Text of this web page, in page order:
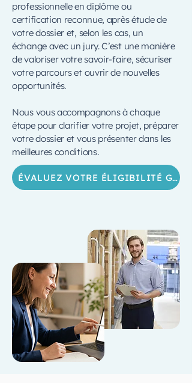
professionnelle en diplôme ou
certification reconnue, après étude de
votre dossier et, selon les cas, un
échange avec un jury. C’est une manière
de valoriser votre savoir-faire, sécuriser
votre parcours et ouvrir de nouvelles
opportunités.
Nous vous accompagnons à chaque
étape pour clarifier votre projet, préparer
votre dossier et vous présenter dans les
meilleures conditions.
ÉVALUEZ VOTRE ÉLIGIBILITÉ GRATUITEMENT